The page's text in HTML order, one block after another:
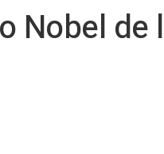
Nobel de